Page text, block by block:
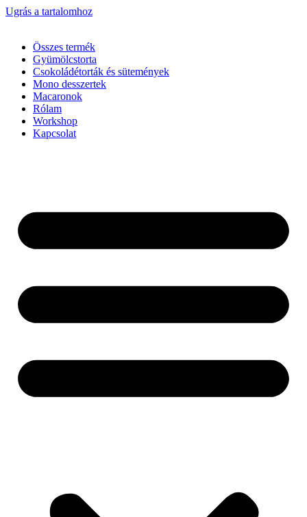
Ugrás a tartalomhoz
Összes termék
Gyümölcstorta
Csokoládétorták és sütemények
Mono desszertek
Macaronok
Rólam
Workshop
Kapcsolat